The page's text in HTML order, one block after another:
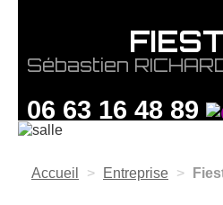
Sébastien
06 63 16 48 89
Accueil > Entreprise >